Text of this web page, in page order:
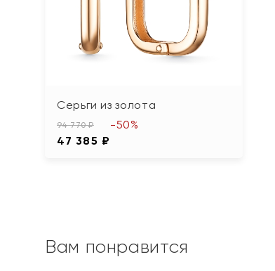
Серьги из золота
94 770 ₽
47 385 ₽
-50%
Вам понравится